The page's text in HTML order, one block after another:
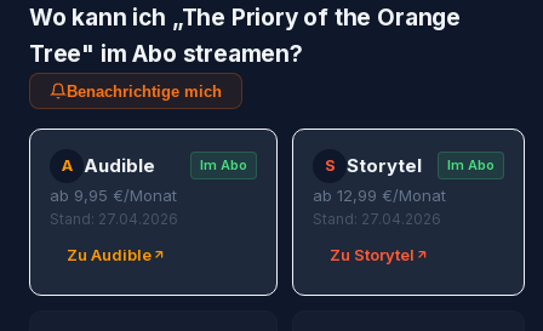
Wo kann ich „The Priory of the Orange
Tree" im Abo streamen?
Benachrichtige mich
A Audible Im Abo
ab 9,95 €/Monat
Stand: 27.04.2026
Zu Audible
S Storytel Im Abo
ab 12,99 €/Monat
Stand: 27.04.2026
Zu Storytel